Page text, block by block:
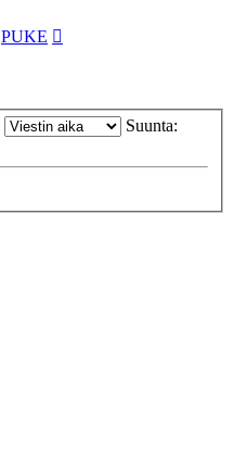
PUKE
Suunta: